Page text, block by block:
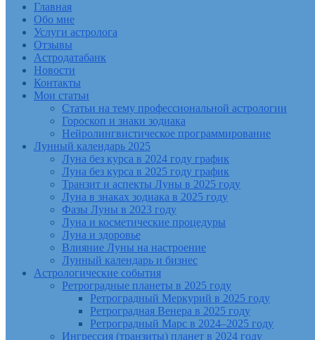
Главная
Обо мне
Услуги астролога
Отзывы
Астродатабанк
Новости
Контакты
Мои статьи
Статьи на тему профессиональной астрологии
Гороскоп и знаки зодиака
Нейролингвистическое программирование
Лунный календарь 2025
Луна без курса в 2024 году график
Луна без курса в 2025 году график
Транзит и аспекты Луны в 2025 году
Луна в знаках зодиака в 2025 году
Фазы Луны в 2023 году
Луна и косметические процедуры
Луна и здоровье
Влияние Луны на настроение
Лунный календарь и бизнес
Астрологические события
Ретроградные планеты в 2025 году
Ретроградный Меркурий в 2025 году
Ретроградная Венера в 2025 году
Ретроградный Марс в 2024–2025 году
Ингрессия (транзиты) планет в 2024 году